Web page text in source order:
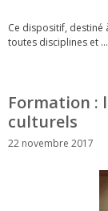
Ce dispositif, destiné
toutes disciplines et …
Formation :
culturels
22 novembre 2017